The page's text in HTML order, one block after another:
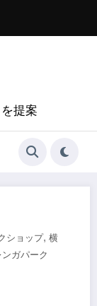
提案
ショップ, 横
ガパーク